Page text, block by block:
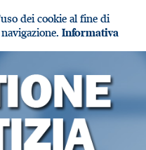
dei cookie al fine di
Informativa